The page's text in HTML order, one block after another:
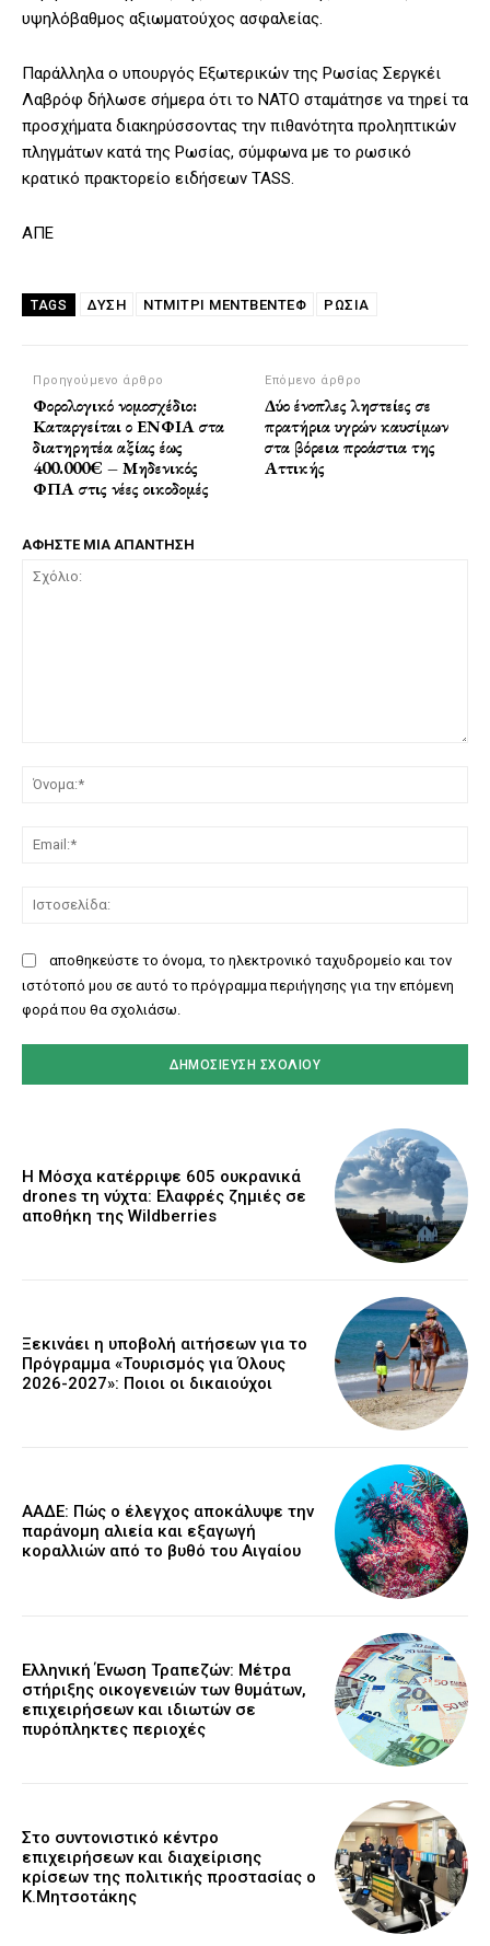
υψηλόβαθμος αξιωματούχος ασφαλείας.
Παράλληλα ο υπουργός Εξωτερικών της Ρωσίας Σεργκέι
Λαβρόφ δήλωσε σήμερα ότι το NATO σταμάτησε να τηρεί τα
προσχήματα διακηρύσσοντας την πιθανότητα προληπτικών
πληγμάτων κατά της Ρωσίας, σύμφωνα με το ρωσικό
κρατικό πρακτορείο ειδήσεων TASS.
ΑΠΕ
TAGS ΔΎΣΗ ΝΤΜΊΤΡΙ ΜΕΝΤΒΈΝΤΕΦ ΡΩΣΙΑ
Προηγούμενο άρθρο
Φορολογικό νομοσχέδιο:
Καταργείται ο ΕΝΦΙΑ στα
διατηρητέα αξίας έως
400.000€ – Μηδενικός
ΦΠΑ στις νέες οικοδομές
Επόμενο άρθρο
Δύο ένοπλες ληστείες σε
πρατήρια υγρών καυσίμων
στα βόρεια προάστια της
Αττικής
ΑΦΗΣΤΕ ΜΙΑ ΑΠΑΝΤΗΣΗ
αποθηκεύστε το όνομα, το ηλεκτρονικό ταχυδρομείο και τον
ιστότοπό μου σε αυτό το πρόγραμμα περιήγησης για την επόμενη
φορά που θα σχολιάσω.
Η Μόσχα κατέρριψε 605 ουκρανικά
drones τη νύχτα: Ελαφρές ζημιές σε
αποθήκη της Wildberries
Ξεκινάει η υποβολή αιτήσεων για το
Πρόγραμμα «Τουρισμός για Όλους
2026-2027»: Ποιοι οι δικαιούχοι
ΑΑΔΕ: Πώς ο έλεγχος αποκάλυψε την
παράνομη αλιεία και εξαγωγή
κοραλλιών από το βυθό του Αιγαίου
Ελληνική Ένωση Τραπεζών: Μέτρα
στήριξης οικογενειών των θυμάτων,
επιχειρήσεων και ιδιωτών σε
πυρόπληκτες περιοχές
Στο συντονιστικό κέντρο
επιχειρήσεων και διαχείρισης
κρίσεων της πολιτικής προστασίας ο
Κ.Μητσοτάκης